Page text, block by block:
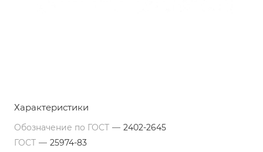
Характеристики
Обозначение по ГОСТ — 2402-2645
ГОСТ — 25974-83